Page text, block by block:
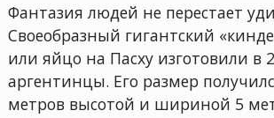
Фантазия людей не перестает
Своеобразный гигантский
или яйцо на Пасху изготовили в
аргентинцы. Его размер
метров высотой и шириной 5